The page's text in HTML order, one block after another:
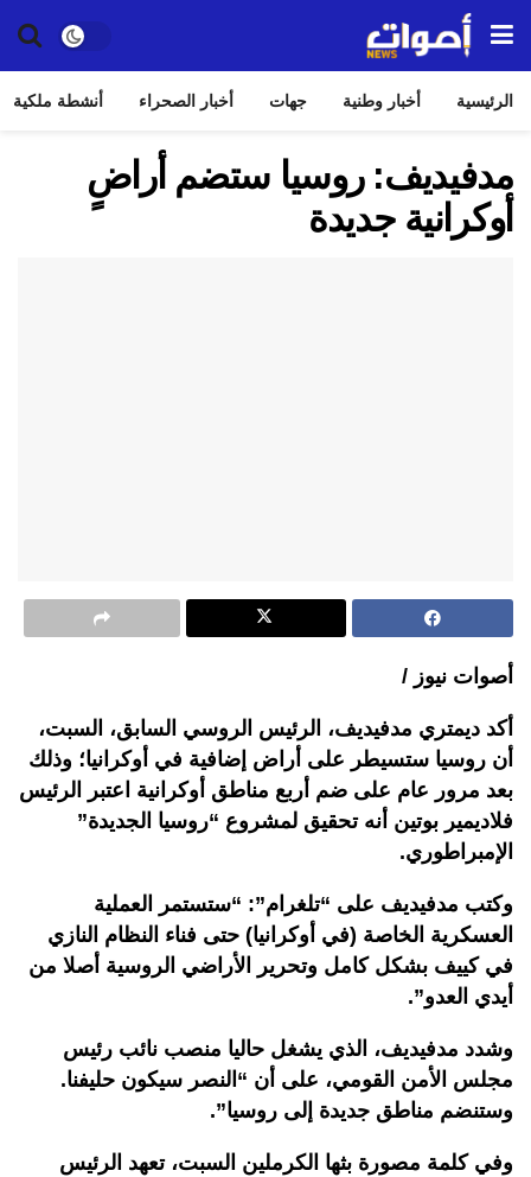
الرئيسية أخبار وطنية جهات أخبار الصحراء أنشطة ملكية
مدفيديف: روسيا ستضم أراضٍ
أوكرانية جديدة
أصوات نيوز /
أكد ديمتري مدفيديف، الرئيس الروسي السابق، السبت،
أن روسيا ستسيطر على أراض إضافية في أوكرانيا؛ وذلك
بعد مرور عام على ضم أربع مناطق أوكرانية اعتبر الرئيس
فلاديمير بوتين أنه تحقيق لمشروع “روسيا الجديدة”
الإمبراطوري.
وكتب مدفيديف على “تلغرام”: “ستستمر العملية
العسكرية الخاصة (في أوكرانيا) حتى فناء النظام النازي
في كييف بشكل كامل وتحرير الأراضي الروسية أصلا من
أيدي العدو”.
وشدد مدفيديف، الذي يشغل حاليا منصب نائب رئيس
مجلس الأمن القومي، على أن “النصر سيكون حليفنا.
وستنضم مناطق جديدة إلى روسيا”.
وفي كلمة مصورة بثها الكرملين السبت، تعهد الرئيس